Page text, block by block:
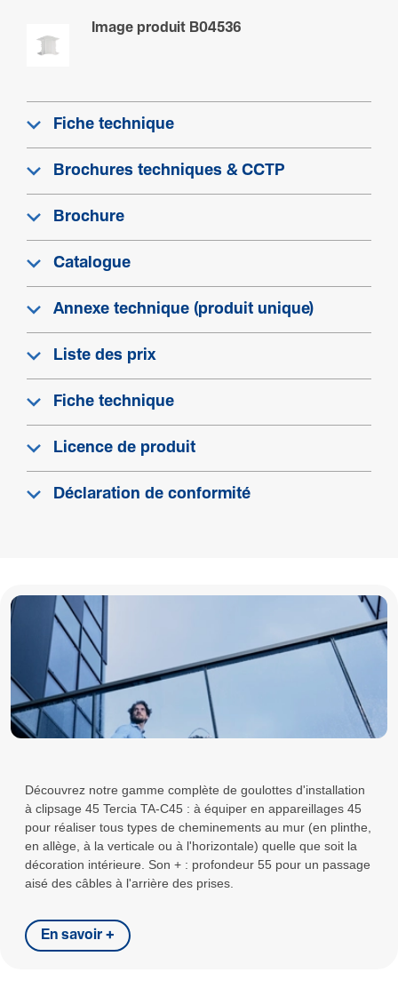
Equi­pe­ment
134x55
Image produit B04536
Fiche technique
Brochures techniques & CCTP
Brochure
Catalogue
Annexe technique (produit unique)
Liste des prix
Fiche technique
Licence de produit
Déclaration de conformité
Découvrez notre gamme complète de goulottes d'installation
à clipsage 45 Tercia TA-C45 : à équiper en appareillages 45
pour réaliser tous types de cheminements au mur (en plinthe,
en allège, à la verticale ou à l'horizontale) quelle que soit la
décoration intérieure. Son + : profondeur 55 pour un passage
aisé des câbles à l'arrière des prises.
En savoir +